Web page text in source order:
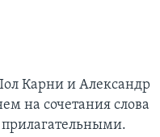
Карни и Александр
на сочетания слова